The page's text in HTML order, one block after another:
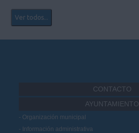
Ver todos...
CONTACTO
AYUNTAMIENTO
Organización municipal
Información administrativa